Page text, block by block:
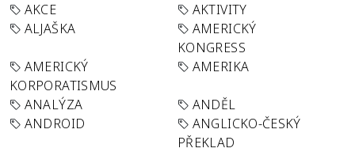
AKCE
AKTIVITY
ALJAŠKA
AMERICKÝ
KONGRESS
AMERICKÝ
KORPORATISMUS
AMERIKA
ANALÝZA
ANDĚL
ANDROID
ANGLICKO-ČESKÝ
PŘEKLAD